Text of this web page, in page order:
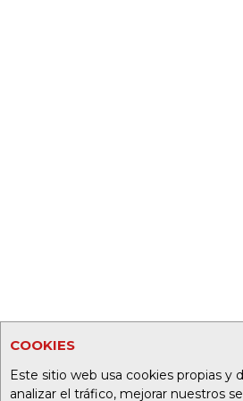
COOKIES
Este sitio web usa cookies propias y
analizar el tráfico, mejorar nuestros